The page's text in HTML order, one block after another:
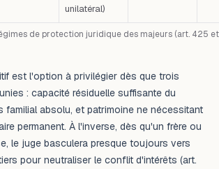
de protection juridique des majeurs (art. 425 et
unilatéral)
est l'option à privilégier dès que trois
: capacité résiduelle suffisante du
familial absolu, et patrimoine ne nécessitant
permanent. À l'inverse, dès qu'un frère ou
le juge basculera presque toujours vers
pour neutraliser le conflit d'intérêts (art.